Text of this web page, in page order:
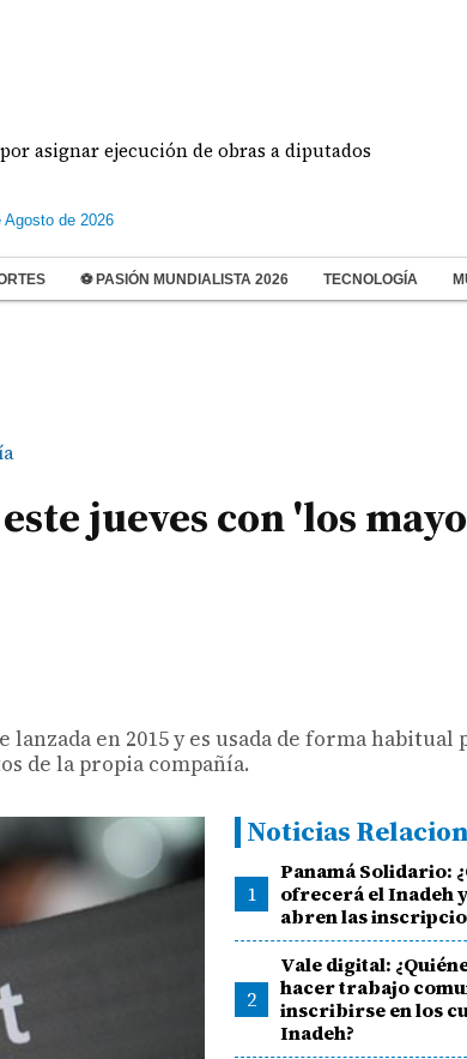
ejecución de obras a diputados
Agosto de 2026
⚽ PASIÓN MUNDIALISTA 2026 TECNOLOGÍA
jueves con 'los
en 2015 y es usada de forma habitual
de la propia compañía.
Noticias
1
Panamá Solidario:
ofrecerá el Inadeh
abren las
2
Vale digital:
hacer trabajo
inscribirse en los
Inadeh?